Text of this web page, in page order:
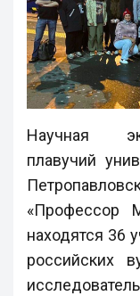
Научная
плавучий
«Профессор
находятся 36
российских